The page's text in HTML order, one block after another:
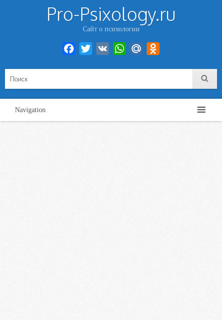
Pro-Psixology.ru
Сайт о психологии
Facebook
Twitter VK WhatsAppMail.Ru
Navigation